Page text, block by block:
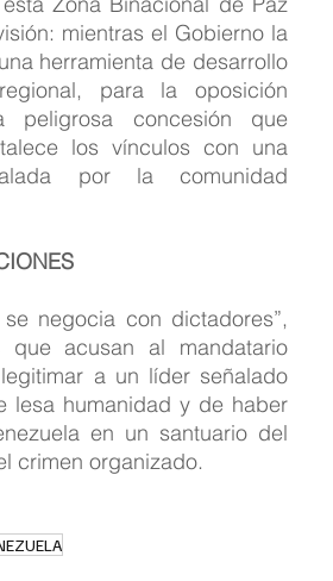
mientras el Gobierno la
herramienta de desarrollo
para la oposición
peligrosa concesión que
los vínculos con una
por la comunidad
negocia con dictadores”,
que acusan al mandatario
a un líder señalado
lesa humanidad y de haber
en un santuario del
crimen organizado.